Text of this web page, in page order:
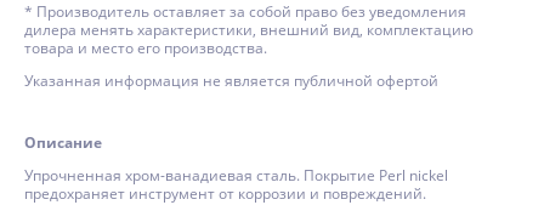
* Производитель оставляет за собой право без уведомления
дилера менять характеристики, внешний вид, комплектацию
товара и место его производства.
Указанная информация не является публичной офертой
Описание
Упрочненная хром-ванадиевая сталь. Покрытие Perl nickel
предохраняет инструмент от коррозии и повреждений.